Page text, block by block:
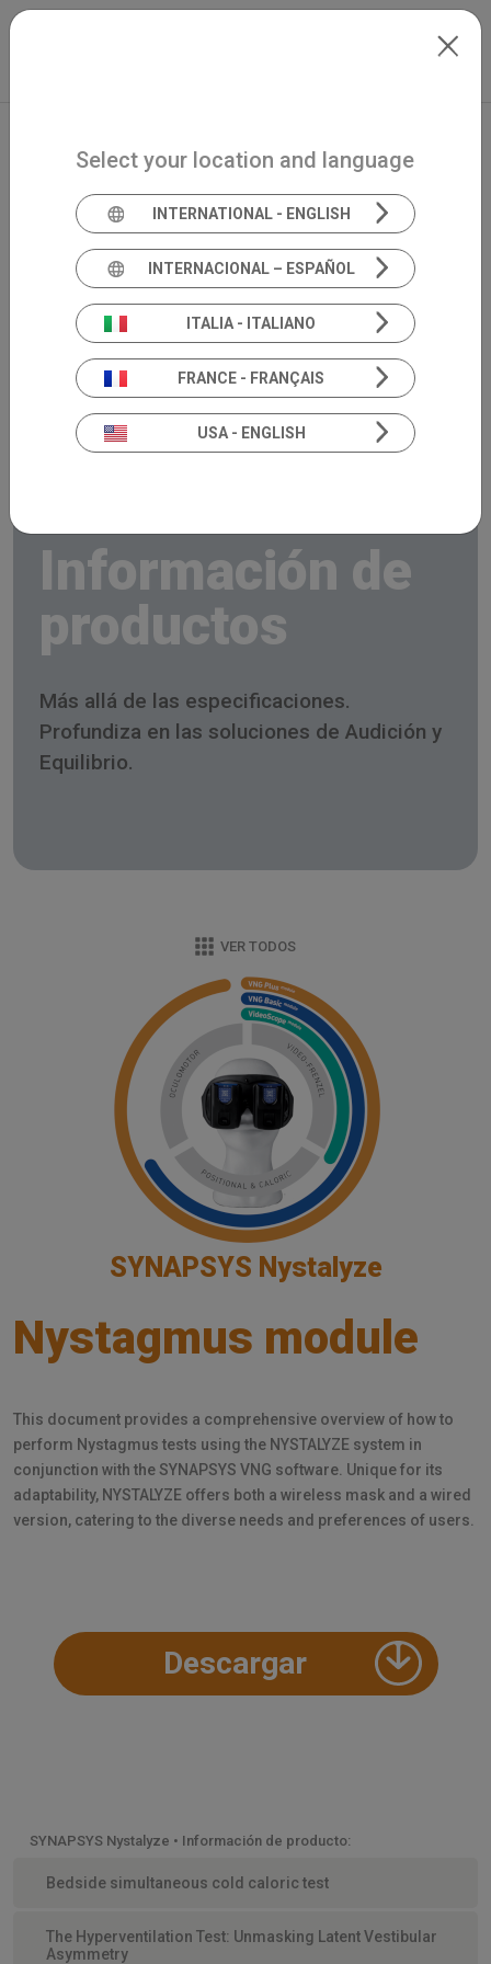
Skip to main content
Información de
productos
Más allá de las especificaciones.
Profundiza en las soluciones de Audición y
Equilibrio.
VER TODOS
SYNAPSYS Nystalyze
Nystagmus module
This document provides a comprehensive overview of how to
perform Nystagmus tests using the NYSTALYZE system in
conjunction with the SYNAPSYS VNG software. Unique for its
adaptability, NYSTALYZE offers both a wireless mask and a wired
version, catering to the diverse needs and preferences of users.
Descargar
SYNAPSYS Nystalyze • Información de producto:
Bedside simultaneous cold caloric test
The Hyperventilation Test: Unmasking Latent Vestibular
Asymmetry
Select your location and language
INTERNATIONAL - ENGLISH
INTERNACIONAL – ESPAÑOL
ITALIA - ITALIANO
FRANCE - FRANÇAIS
USA - ENGLISH